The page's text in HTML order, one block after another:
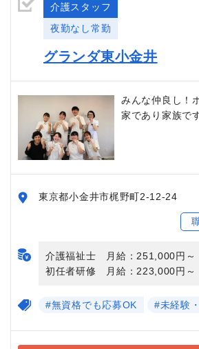
介護スタッフ
夜勤なし常勤
グランダ東小金井
みんな仲良し！
家であり家族で
東京都小金井市梶野町2-12-24
介護福祉士 月給：251,000円～
初任者研修 月給：223,000円～
#無資格でも応募OK #未経験